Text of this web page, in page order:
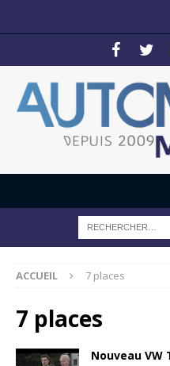
ACCUEIL 7 places
7 places
Nouveau VW